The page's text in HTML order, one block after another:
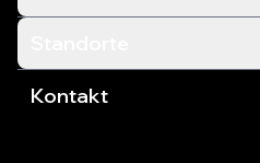
Kontakt